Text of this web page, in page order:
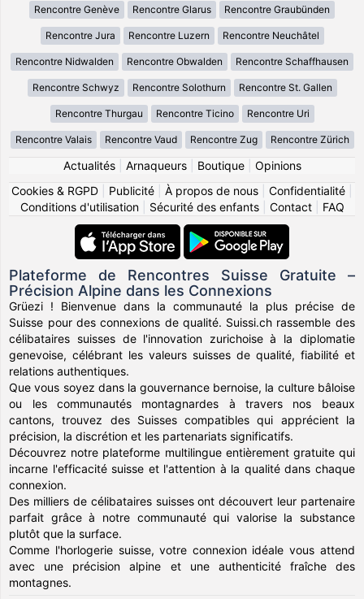
Rencontre Genève Rencontre Glarus Rencontre Graubünden
Rencontre Jura Rencontre Luzern Rencontre Neuchâtel
Rencontre Nidwalden Rencontre Obwalden Rencontre Schaffhausen
Rencontre Schwyz Rencontre Solothurn Rencontre St. Gallen
Rencontre Thurgau Rencontre Ticino Rencontre Uri
Rencontre Valais Rencontre Vaud Rencontre Zug Rencontre Zürich
Actualités| Arnaqueurs| Boutique| Opinions
Cookies & RGPD
Publicité À propos de nous Confidentialité
Conditions d'utilisation| Sécurité des enfants| Contact| FAQ
Plateforme de Rencontres Suisse Gratuite –
Précision Alpine dans les Connexions
Grüezi ! Bienvenue dans la communauté la plus précise de
Suisse pour des connexions de qualité. Suissi.ch rassemble des
célibataires suisses de l'innovation zurichoise à la diplomatie
genevoise, célébrant les valeurs suisses de qualité, fiabilité et
relations authentiques.
Que vous soyez dans la gouvernance bernoise, la culture bâloise
ou les communautés montagnardes à travers nos beaux
cantons, trouvez des Suisses compatibles qui apprécient la
précision, la discrétion et les partenariats significatifs.
Découvrez notre plateforme multilingue entièrement gratuite qui
incarne l'efficacité suisse et l'attention à la qualité dans chaque
connexion.
Des milliers de célibataires suisses ont découvert leur partenaire
parfait grâce à notre communauté qui valorise la substance
plutôt que la surface.
Comme l'horlogerie suisse, votre connexion idéale vous attend
avec une précision alpine et une authenticité fraîche des
montagnes.